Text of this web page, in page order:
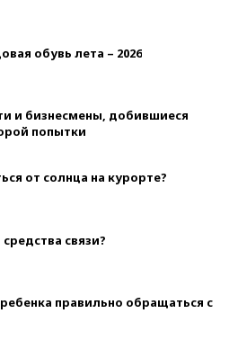
обувь лета – 2026
и бизнесмены, добившиеся
попытки
от солнца на курорте?
связи?
правильно обращаться с